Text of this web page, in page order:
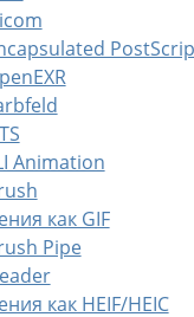
Animation
как GIF
Pipe
как HEIF/HEIC